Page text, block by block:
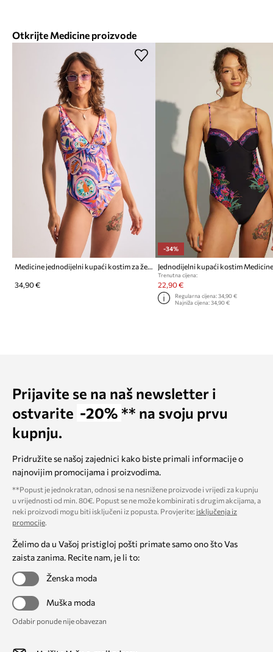
Otkrijte Medicine proizvode
Medicine jednodijelni kupaći kostim za žene
34,90 €
-34%
Jednodijelni kupaći kostim
Trenutna cijena:
22,90 €
Regularna cijena: 34,90 €
Najniža cijena: 34,90 €
Prijavite se na naš newsletter i
ostvarite -20% ** na svoju prvu
kupnju.
Pridružite se našoj zajednici kako biste primali informacije o
najnovijim promocijama i proizvodima.
**Popust je jednokratan, odnosi se na nesnižene proizvode i vrijedi za kupnju
u vrijednosti od min. 80€. Popust se ne može kombinirati s drugim akcijama, a
neki proizvodi mogu biti isključeni iz popusta. Provjerite: isključenja iz
promocije.
Želimo da u Vašoj pristigloj pošti primate samo ono što Vas
zaista zanima. Recite nam, je li to:
Ženska moda
Muška moda
Odabir ponude nije obavezan